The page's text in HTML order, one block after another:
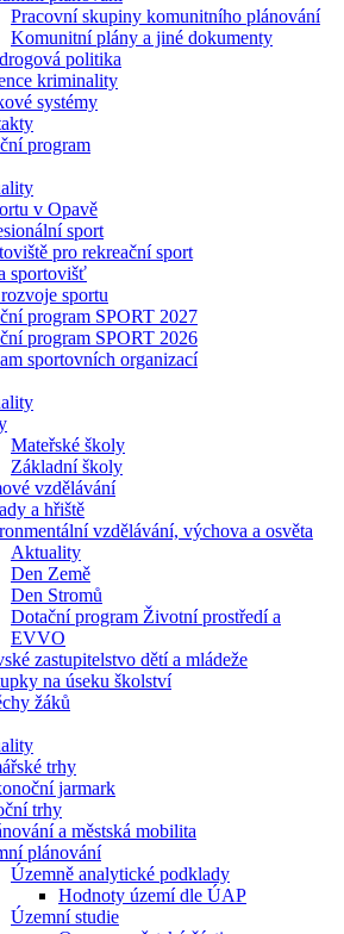
Pracovní skupiny komunitního plánování
Komunitní plány a jiné dokumenty
politika
kriminality
systémy
program
v Opavě
sport
pro rekreační sport
sportovišť
sportu
program SPORT 2027
program SPORT 2026
sportovních organizací
Mateřské školy
Základní školy
vzdělávání
a hřiště
vzdělávání, výchova a osvěta
Aktuality
Den Země
Den Stromů
Dotační program Životní prostředí a
EVVO
zastupitelstvo dětí a mládeže
na úseku školství
žáků
trhy
jarmark
trhy
a městská mobilita
plánování
Územně analytické podklady
Hodnoty území dle ÚAP
Územní studie